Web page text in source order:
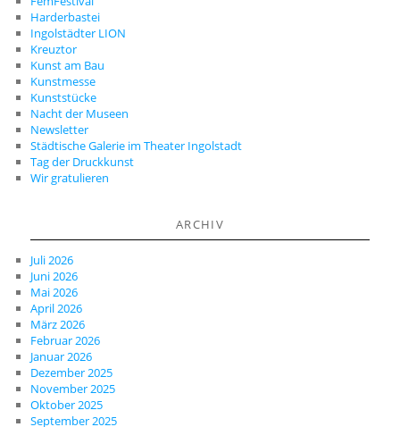
Harderbastei
Ingolstädter LION
Kreuztor
Kunst am Bau
Kunstmesse
Kunststücke
Nacht der Museen
Newsletter
Städtische Galerie im Theater Ingolstadt
Tag der Druckkunst
Wir gratulieren
ARCHIV
Juli 2026
Juni 2026
Mai 2026
April 2026
März 2026
Februar 2026
Januar 2026
Dezember 2025
November 2025
Oktober 2025
September 2025